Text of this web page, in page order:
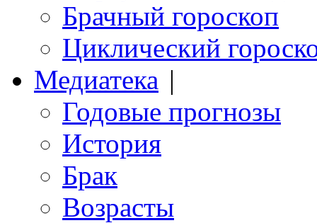
Брачный гороскоп
Циклический
Медиатека |
Годовые прогнозы
История
Брак
Возрасты